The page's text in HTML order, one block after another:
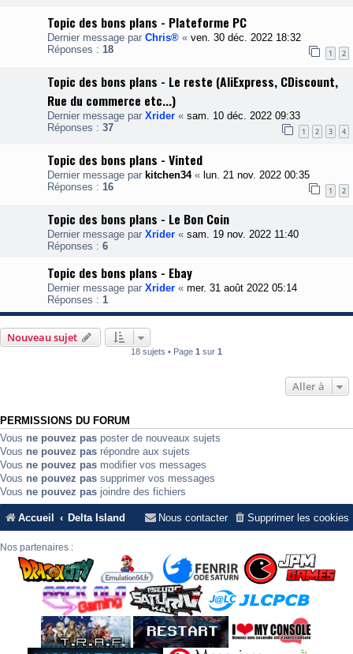
Topic des bons plans - Plateforme PC
Dernier message par Chris® « ven. 30 déc. 2022 18:32
Réponses : 18 1 2
Topic des bons plans - Le reste (AliExpress, CDiscount,
Rue du commerce etc...)
Dernier message par Xrider « sam. 10 déc. 2022 09:33
Réponses : 37 1 2 3 4
Topic des bons plans - Vinted
Dernier message par kitchen34« lun. 21 nov. 2022 00:35
Réponses : 16 1 2
Topic des bons plans - Le Bon Coin
Dernier message par Xrider « sam. 19 nov. 2022 11:40
Réponses : 6
Topic des bons plans - Ebay
Dernier message par Xrider « mer. 31 août 2022 05:14
Réponses : 1
Nouveau sujet
18 sujets • Page 1 sur 1
Aller à
PERMISSIONS DU FORUM
Vous ne pouvez pas poster de nouveaux sujets
Vous ne pouvez pas répondre aux sujets
Vous ne pouvez pas modifier vos messages
Vous ne pouvez pas supprimer vos messages
Vous ne pouvez pas joindre des fichiers
Accueil Delta Island Supprimer les cookies
Nous contacter
Nos partenaires :